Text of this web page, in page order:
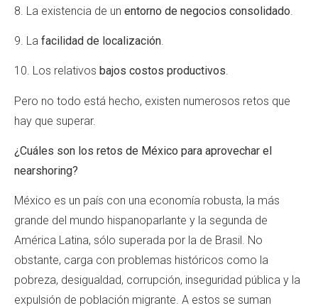
8. La existencia de un entorno de negocios consolidado
9. La facilidad de localización.
10. Los relativos bajos costos productivos.
Pero no todo está hecho, existen numerosos retos que
hay que superar.
¿Cuáles son los retos de México para aprovechar el
nearshoring?
México es un país con una economía robusta, la más
grande del mundo hispanoparlante y la segunda de
América Latina, sólo superada por la de Brasil. No
obstante, carga con problemas históricos como la
pobreza, desigualdad, corrupción, inseguridad pública y la
expulsión de población migrante. A estos se suman